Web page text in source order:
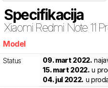
Specifikacija
Xiaomi Redmi Note 11
Model
Status 09. mart 2022.
15. mart 2022. u
04. jul 2022. u